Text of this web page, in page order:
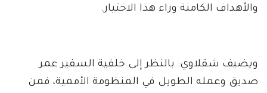
والأهداف الكامنة وراء هذا الاختيار.
ويضيف شقلاوي: بالنظر إلى خلفية السفير عمر
صديق وعمله الطويل في المنظومة الأممية، فمن